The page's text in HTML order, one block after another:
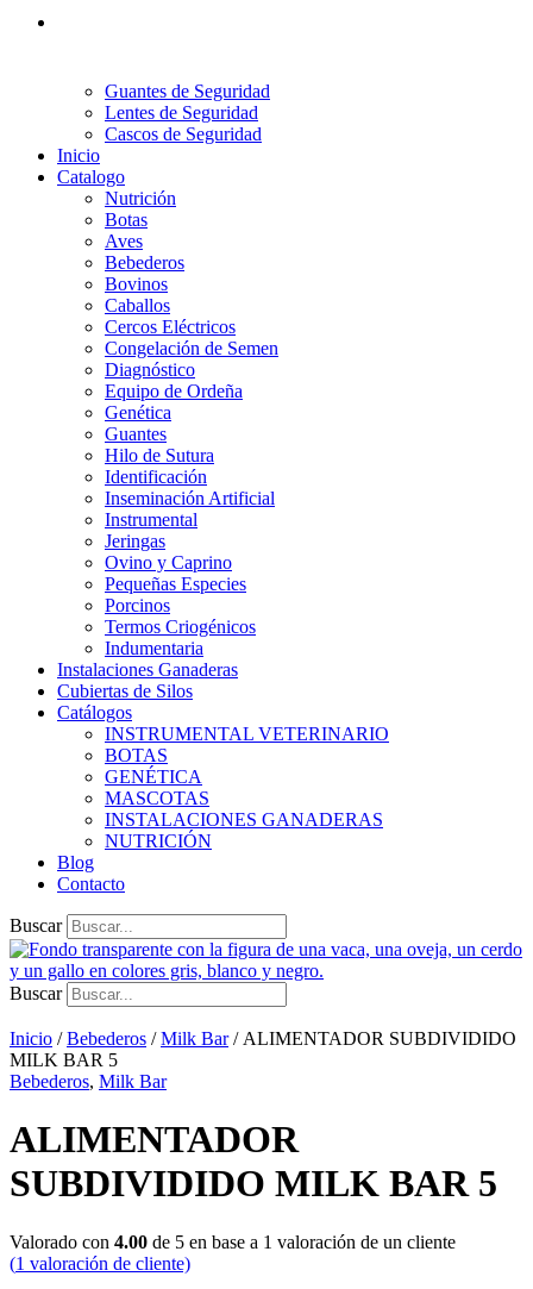
Guantes de Seguridad
Lentes de Seguridad
Cascos de Seguridad
Inicio
Catalogo
Nutrición
Botas
Aves
Bebederos
Bovinos
Caballos
Cercos Eléctricos
Congelación de Semen
Diagnóstico
Equipo de Ordeña
Genética
Guantes
Hilo de Sutura
Identificación
Inseminación Artificial
Instrumental
Jeringas
Ovino y Caprino
Pequeñas Especies
Porcinos
Termos Criogénicos
Indumentaria
Instalaciones Ganaderas
Cubiertas de Silos
Catálogos
INSTRUMENTAL VETERINARIO
BOTAS
GENÉTICA
MASCOTAS
INSTALACIONES GANADERAS
NUTRICIÓN
Blog
Contacto
Buscar
Buscar
Inicio /Bebederos /Milk Bar/ ALIMENTADOR SUBDIVIDIDO
MILK BAR 5
Bebederos, Milk Bar
ALIMENTADOR
SUBDIVIDIDO MILK BAR 5
Valorado con 4.00 de 5 en base a 1 valoración de un cliente
(1 valoración de cliente)